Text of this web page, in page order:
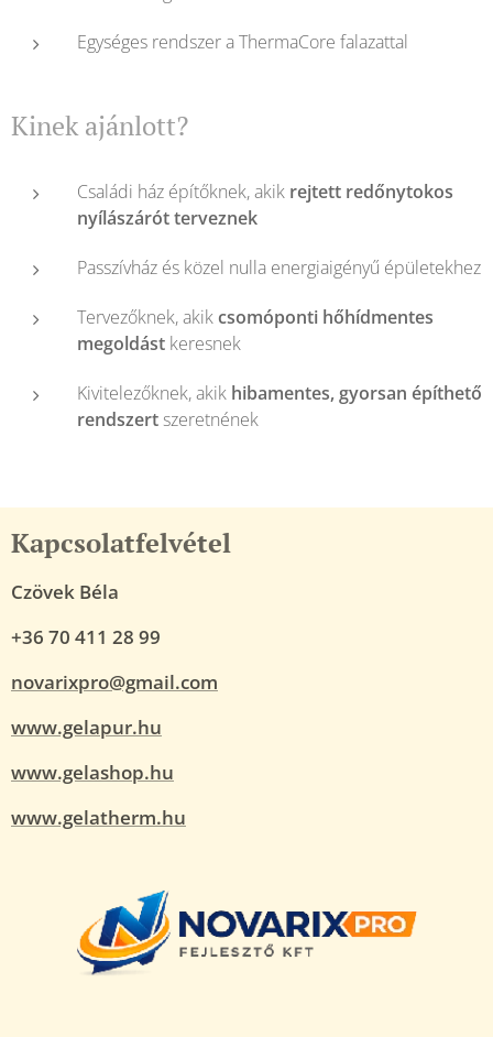
Egységes rendszer a ThermaCore falazattal
Kinek ajánlott?
Családi ház építőknek, akik rejtett redőnytokos
nyílászárót terveznek
Passzívház és közel nulla energiaigényű épületekhez
Tervezőknek, akikcsomóponti hőhídmentes
megoldást keresnek
Kivitelezőknek, akik hibamentes, gyorsan építhető
rendszert szeretnének
Kapcsolatfelvétel
Czövek Béla
+36 70 411 28 99
novarixpro@gmail.com
www.gelapur.hu
www.gelashop.hu
www.gelatherm.hu